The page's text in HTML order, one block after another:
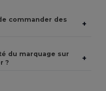
commander des
+
du marquage sur
?
+